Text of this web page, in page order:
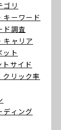
ゴリ
キーワード
ド調査
キャリア
ット
トサイド
クリック率
ディング